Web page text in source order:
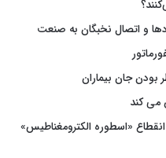
و اتصال نخبگان به صنعت
جان بیماران
می کند
انقطاع «اسطوره الکترومغناطیس»